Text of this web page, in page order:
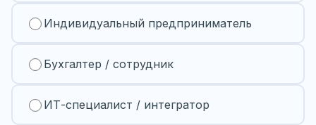
Индивидуальный предприниматель
Бухгалтер / сотрудник
ИТ-специалист / интегратор